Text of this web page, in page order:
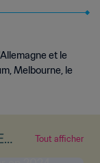
et le
Melbourne, le
Tout afficher